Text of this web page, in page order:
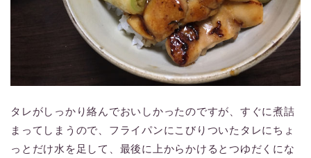
タレがしっかり絡んでおいしかったのですが、すぐに煮詰
まってしまうので、フライパンにこびりついたタレにちょ
っとだけ水を足して、最後に上からかけるとつゆだくにな